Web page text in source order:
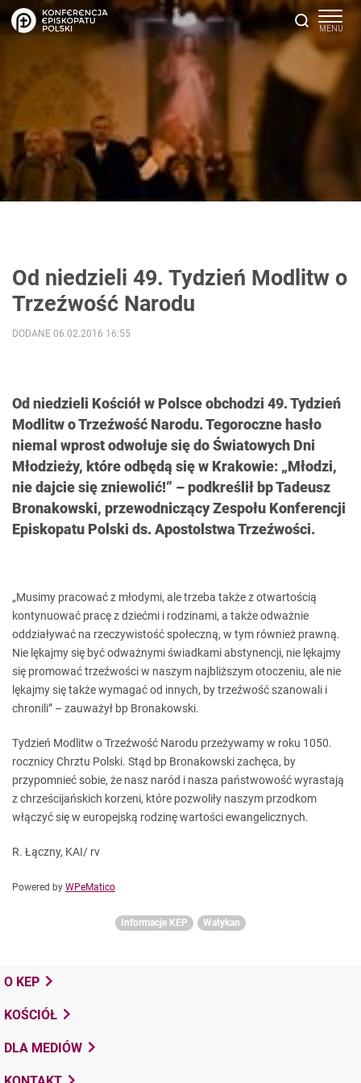
Od niedzieli 49. Tydzień Modlitw o
Trzeźwość Narodu
Od niedzieli Kościół w Polsce obchodzi 49. Tydzień
Modlitw o Trzeźwość Narodu. Tegoroczne hasło
niemal wprost odwołuje się do Światowych Dni
Młodzieży, które odbędą się w Krakowie: „Młodzi,
nie dajcie się zniewolić!” – podkreślił bp Tadeusz
Bronakowski, przewodniczący Zespołu Konferencji
Episkopatu Polski ds. Apostolstwa Trzeźwości.
DODANE 06.02.2016 16:55
„Musimy pracować z młodymi, ale trzeba także z otwartością
kontynuować pracę z dziećmi i rodzinami, a także odważnie
oddziaływać na rzeczywistość społeczną, w tym również prawną.
Nie lękajmy się być odważnymi świadkami abstynencji, nie lękajmy
się promować trzeźwości w naszym najbliższym otoczeniu, ale nie
lękajmy się także wymagać od innych, by trzeźwość szanowali i
chronili” – zauważył bp Bronakowski.
Tydzień Modlitw o Trzeźwość Narodu przeżywamy w roku 1050.
rocznicy Chrztu Polski. Stąd bp Bronakowski zachęca, by
przypomnieć sobie, że nasz naród i nasza państwowość wyrastają
z chrześcijańskich korzeni, które pozwoliły naszym przodkom
włączyć się w europejską rodzinę wartości ewangelicznych.
R. Łączny, KAI/ rv
Powered by WPeMatico
Informacje KEP Watykan
O KEP
KOŚCIÓŁ
DLA MEDIÓW